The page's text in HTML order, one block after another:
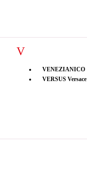
V
VENEZIANICO
VERSUS Versace